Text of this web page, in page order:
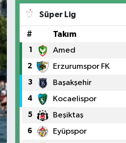
Süper Lig
# Takım
1 Amed
2 Erzurumspor FK
3 Başakşehir
4 Kocaelispor
5 Beşiktaş
6 Eyüpspor